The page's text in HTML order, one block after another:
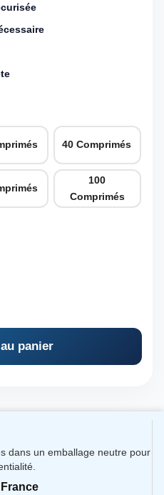
40 Comprimés
100
Comprimés
panier
dans un emballage neutre pour